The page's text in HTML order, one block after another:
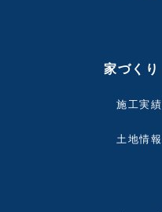
家づくり
施工実績
土地情報